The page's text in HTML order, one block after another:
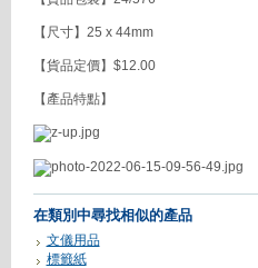
【尺寸】25 x 44mm
【貨品定價】$12.00
【產品特點】
在類別中尋找相似的產品
文儀用品
標籤紙